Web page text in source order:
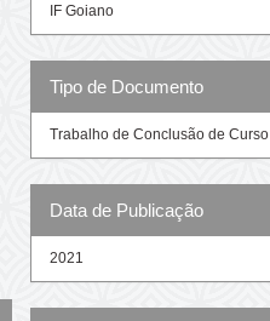
IF Goiano
Tipo de Documento
Trabalho de Conclusão de Curso
Data de Publicação
2021